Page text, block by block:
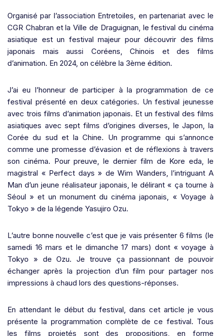
Organisé par l’association Entretoiles, en partenariat avec le
CGR Chabran et la Ville de Draguignan, le festival du cinéma
asiatique est un festival majeur pour découvrir des films
japonais mais aussi Coréens, Chinois et des films
d’animation. En 2024, on célèbre la 3ème édition.
J’ai eu l’honneur de participer à la programmation de ce
festival présenté en deux catégories. Un festival jeunesse
avec trois films d’animation japonais. Et un festival des films
asiatiques avec sept films d’origines diverses, le Japon, la
Corée du sud et la Chine. Un programme qui s’annonce
comme une promesse d’évasion et de réflexions à travers
son cinéma. Pour preuve, le dernier film de Kore eda, le
magistral « Perfect days » de Wim Wanders, l’intriguant A
Man d’un jeune réalisateur japonais, le délirant « ça tourne à
Séoul » et un monument du cinéma japonais, « Voyage à
Tokyo » de la légende Yasujiro Ozu.
L’autre bonne nouvelle c’est que je vais présenter 6 films (le
samedi 16 mars et le dimanche 17 mars) dont « voyage à
Tokyo » de Ozu. Je trouve ça passionnant de pouvoir
échanger après la projection d’un film pour partager nos
impressions à chaud lors des questions-réponses.
En attendant le début du festival, dans cet article je vous
présente la programmation complète de ce festival. Tous
les films projetés sont des propositions, en forme